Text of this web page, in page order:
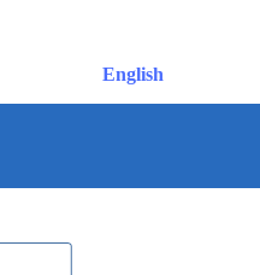
English